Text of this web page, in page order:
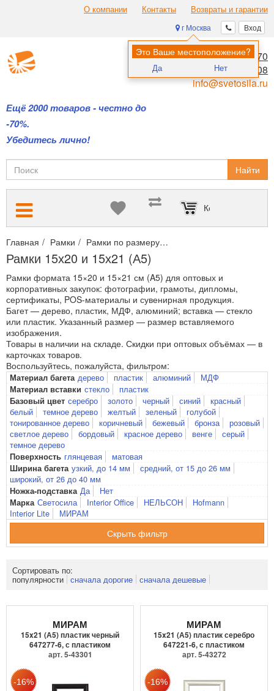
О компании Контакты Возвраты и гарантии
Вход
г Москва
Это Ваше местоположение?
Да Нет
Ещё 2000 товаров - честно до
-70%.
Убедитесь лично!
8 (495) 970-00-70
8 (800) 700-11-08
info@svetosila.ru
Найти
Корзина пуста
Главная Рамки Рамки по размеру
Рамки 15х20 и 15х21 (А5)
Рамки формата 15×20 и 15×21 см (A5) для оптовых и
корпоративных закупок: фотографии, грамоты, дипломы,
сертификаты, POS-материалы и сувенирная продукция.
Багет — дерево, пластик, МДФ, алюминий; вставка — стекло
или пластик. Указанный размер — размер вставляемого
изображения.
Товары в наличии на складе. Скидки при оптовых объёмах — в
карточках товаров.
Воспользуйтесь, пожалуйста, фильтром:
Материал багета дерево пластик алюминий МДФ
Материал вставки стекло пластик
Базовый цвет серебро золото черный синий
красный
белый
темное дерево желтый зеленый
голубой
тонированное дерево
коричневый бежевый бронза
розовый
светлое дерево
бордовый красное дерево венге
серый
темное дерево
Поверхность глянцевая матовая
Ширина багета узкий, до 14 мм
средний, от 15 до 26 мм
широкий, от 26 до 40 мм
Ножка-подставка Да Нет
Марка Светосила Interior Office НЕЛЬСОН
Hofmann
Interior Lite
МИРАМ
фильтр
Сортировать по:
популярности сначала дорогие сначала дешевые
МИРАМ
15x21 (А5) пластик черный
647277-6, с пластиком
арт. 5-43301
МИРАМ
15x21 (А5) пластик серебро
647221-6, с пластиком
арт. 5-43272